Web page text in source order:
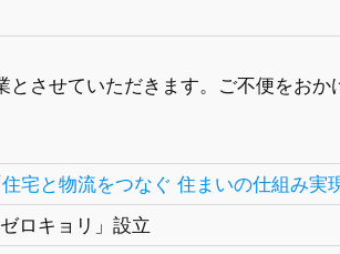
させていただきます。ご不便をお
住宅と物流をつなぐ 住まいの仕組み実
ロキョリ」設立